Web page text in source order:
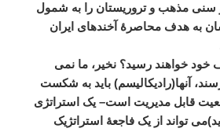
سنی مذهب و تروریستان را به شمول
به هدف محاصرۀ آخندهای ایران
خود خواهند رسید؟ نخیر، ما نمی
آنها(رادیکالیسم)باید به شکست
قابل مدیریت است–یک استراتژی
)می تواند از یک فاجعۀ استراتژیک